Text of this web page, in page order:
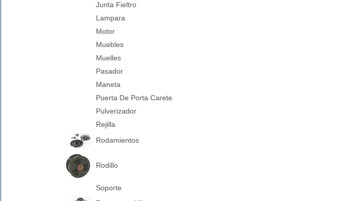
Junta Fieltro
Lampara
Motor
Muebles
Muelles
Pasador
Maneta
Puerta De Porta Carete
Pulverizador
Rejilla
Rodamientos
Rodillo
Soporte